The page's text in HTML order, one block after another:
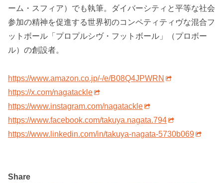
ーム・スフィア）でも執筆。ダイバーシティと平等な社会
参加の精神を促進する世界初のコンペティティヴな混合フ
ットボール「プロプルシヴ・フットボール」（プロボー
ル）の創設者。
https://www.amazon.co.jp/-/e/B08Q4JPWRN
https://x.com/nagatackle
https://www.instagram.com/nagatackle
https://www.facebook.com/takuya.nagata.794
https://www.linkedin.com/in/takuya-nagata-5730b069
Share